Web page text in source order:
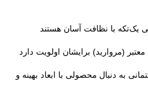
یک‌تکه با نظافت آسان هستند
(مروارید) برایشان اولویت دارد
به دنبال محصولی با ابعاد بهینه و